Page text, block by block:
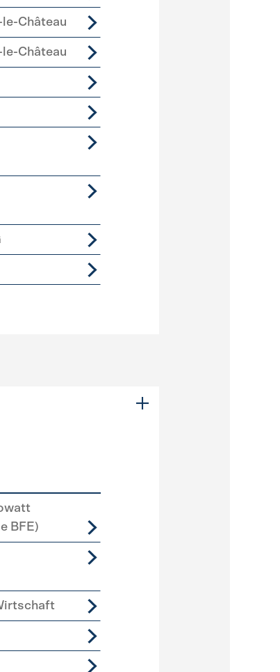
Château
Château
BFE)